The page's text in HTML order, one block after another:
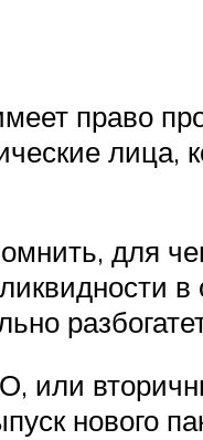
право
лица,
для
в
или
нового